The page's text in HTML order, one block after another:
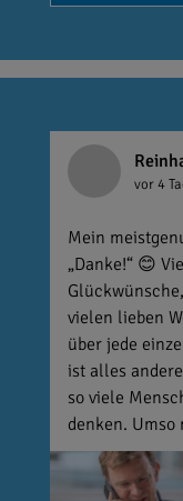
vor 4
Mein
„Danke!“ 😊
vielen lieben
über jede
ist alles
so viele
denken.